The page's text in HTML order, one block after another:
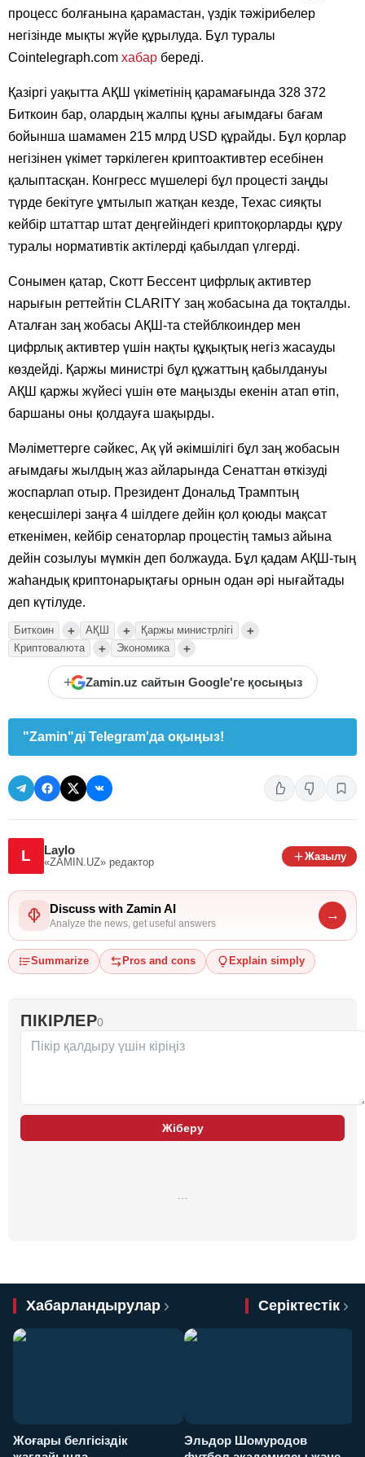
процесс болғанына қарамастан, үздік тәжірибелер
негізінде мықты жүйе құрылуда. Бұл туралы
Cointelegraph.com хабар береді.
Қазіргі уақытта АҚШ үкіметінің қарамағында 328 372
Биткоин бар, олардың жалпы құны ағымдағы бағам
бойынша шамамен 215 млрд USD құрайды. Бұл қорлар
негізінен үкімет тәркілеген криптоактивтер есебінен
қалыптасқан. Конгресс мүшелері бұл процесті заңды
түрде бекітуге ұмтылып жатқан кезде, Техас сияқты
кейбір штаттар штат деңгейіндегі криптоқорларды құру
туралы нормативтік актілерді қабылдап үлгерді.
Сонымен қатар, Скотт Бессент цифрлық активтер
нарығын реттейтін CLARITY заң жобасына да тоқталды.
Аталған заң жобасы АҚШ-та стейблкоиндер мен
цифрлық активтер үшін нақты құқықтық негіз жасауды
көздейді. Қаржы министрі бұл құжаттың қабылдануы
АҚШ қаржы жүйесі үшін өте маңызды екенін атап өтіп,
баршаны оны қолдауға шақырды.
Мәліметтерге сәйкес, Ақ үй әкімшілігі бұл заң жобасын
ағымдағы жылдың жаз айларында Сенаттан өткізуді
жоспарлап отыр. Президент Дональд Трамптың
кеңесшілері заңға 4 шілдеге дейін қол қоюды мақсат
еткенімен, кейбір сенаторлар процестің тамыз айына
дейін созылуы мүмкін деп болжауда. Бұл қадам АҚШ-тың
жаһандық криптонарықтағы орнын одан әрі нығайтады
деп күтілуде.
Биткоин + АҚШ + Қаржы министрлігі +
Криптовалюта + Экономика +
+ Zamin.uz сайтын Google'ге қосыңыз
"Zamin"ді Telegram'да оқыңыз!
L Laylo
«ZAMIN.UZ» редактор
Жазылу
Discuss with Zamin AI
Analyze the news, get useful answers
→
Summarize Pros and cons Explain simply
ПІКІРЛЕР0
Жіберу
…
Хабарландырулар Серіктестік
Жоғары белгісіздік
Эльдор Шомуродов